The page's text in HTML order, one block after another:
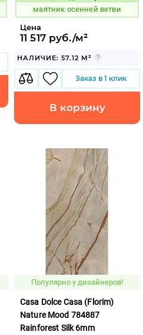
маятник осенней ветви
Цена
11 517 руб./м²
НАЛИЧИЕ: 57.12 М²
Заказ в 1 клик
В корзину
Популярно у дизайнеров!
Casa Dolce Casa (Florim)
Nature Mood 784887
Rainforest Silk 6mm